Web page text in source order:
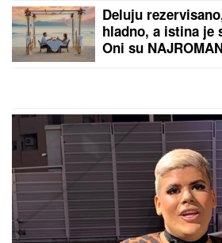
Deluju
hladno, a istina je
Oni su